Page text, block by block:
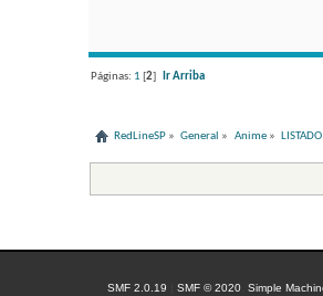
Páginas: 1 [2] Ir Arriba
RedLineSP » General » Anime»
SMF 2.0.19 |SMF © 2020 ,Simple